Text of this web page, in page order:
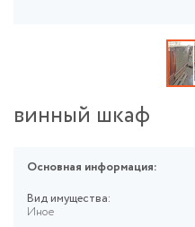
винный шкаф
Основная информация:
Вид имущества:
Иное